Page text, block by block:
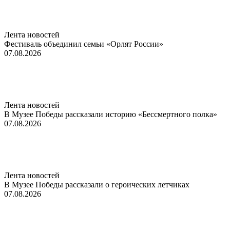
Лента новостей
Фестиваль объединил семьи «Орлят России»
07.08.2026
Лента новостей
В Музее Победы рассказали историю «Бессмертного полка»
07.08.2026
Лента новостей
В Музее Победы рассказали о героических летчиках
07.08.2026